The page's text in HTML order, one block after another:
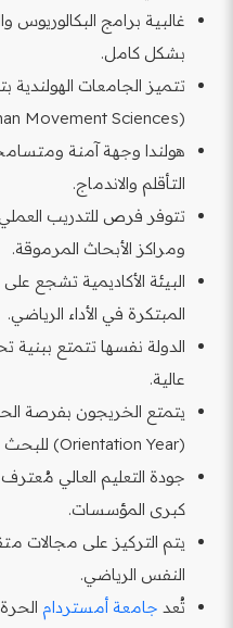
غالبية برامج البكالوريوس
بشكل كامل.
تتميز الجامعات
(Human Movement Sciences) كنقطة قوة.
هولندا وجهة آمنة
التأقلم والاندماج.
تتوفر فرص للتدريب العملي
ومراكز الأبحاث المرموقة.
البيئة الأكاديمية تشجع
المبتكرة في الأداء الرياضي.
الدولة نفسها تتمتع
عالية.
يتمتع الخريجون بفرصة
(Orientation Year) للبحث عن عمل بعد التخرج.
جودة التعليم العالي
كبرى المؤسسات.
يتم التركيز على مجالات
النفس الرياضي.
تُعد جامعة أمستردام